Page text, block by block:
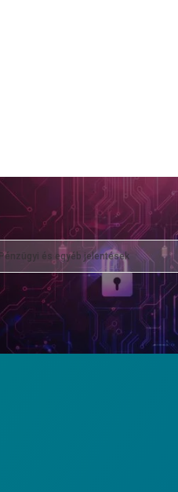
Pénzügyi és egyéb jelentések